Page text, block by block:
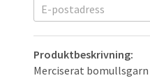
Produktbeskrivning:
Merciserat